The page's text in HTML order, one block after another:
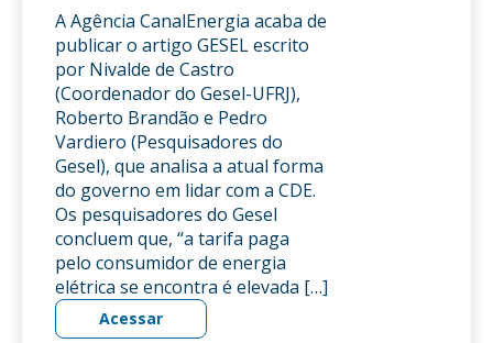
A Agência CanalEnergia acaba de
publicar o artigo GESEL escrito
por Nivalde de Castro
(Coordenador do Gesel-UFRJ),
Roberto Brandão e Pedro
Vardiero (Pesquisadores do
Gesel), que analisa a atual forma
do governo em lidar com a CDE.
Os pesquisadores do Gesel
concluem que, “a tarifa paga
pelo consumidor de energia
elétrica se encontra é elevada […]
Acessar